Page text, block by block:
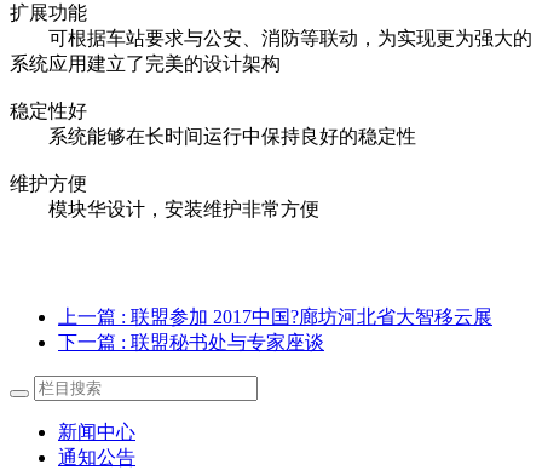
扩展功能
可根据车站要求与公安、消防等联动，为实现更为强大的
系统应用建立了完美的设计架构
稳定性好
系统能够在长时间运行中保持良好的稳定性
维护方便
模块华设计，安装维护非常方便
上一篇 : 联盟参加 2017中国?廊坊河北省大智移云展
下一篇 : 联盟秘书处与专家座谈
新闻中心
通知公告